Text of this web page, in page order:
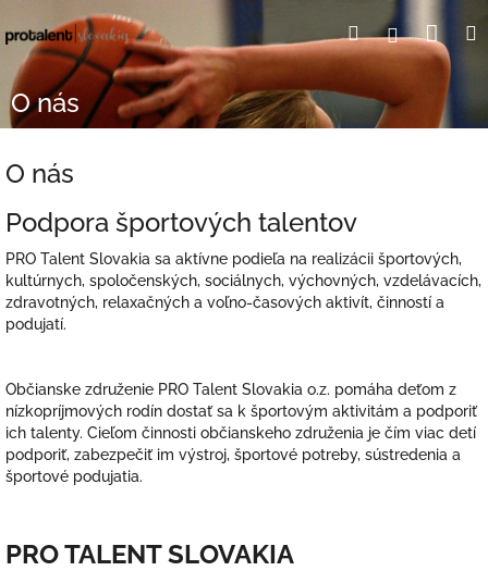
na
obsah
Hľadať
O nás
O nás
Podpora športových talentov
PRO Talent Slovakia sa aktívne podieľa na realizácii športových,
kultúrnych, spoločenských, sociálnych, výchovných, vzdelávacích,
zdravotných, relaxačných a voľno-časových aktivít, činností a
podujatí.
Občianske združenie PRO Talent Slovakia o.z. pomáha deťom z
nízkopríjmových rodín dostať sa k športovým aktivitám a podporiť
ich talenty. Cieľom činnosti občianskeho združenia je čím viac detí
podporiť, zabezpečiť im výstroj, športové potreby, sústredenia a
športové podujatia.
PRO TALENT SLOVAKIA